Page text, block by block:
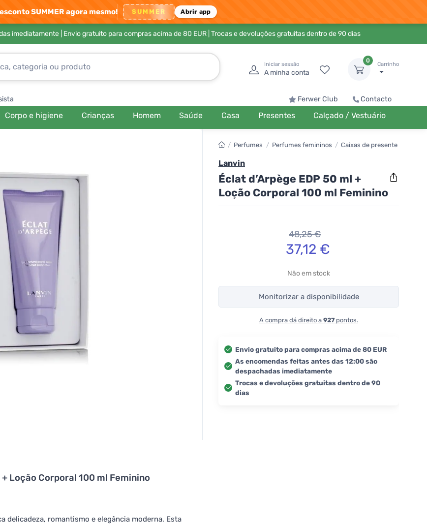
SUMMER agora mesmo! SUMMER Abrir app
imediatamente | Envio gratuito para compras acima de 80 EUR| Trocas e devoluções gratuitas dentro de 90 dias
Iniciar sessão
A minha conta
0
Carrinho
Ferwer Club Contacto
Corpo e higiene Crianças Homem Saúde Casa Presentes Calçado / Vestuário
+ Loção Corporal 100 ml Feminino
delicadeza, romantismo e elegância moderna. Esta
/ Perfumes / Perfumes femininos / Caixas de presente
Lanvin
Éclat d’Arpège EDP 50 ml +
Loção Corporal 100 ml Feminino
48,25€
37,12 €
Não em stock
Monitorizar a disponibilidade
A compra dá direito a 927 pontos.
Envio gratuito para compras acima de 80 EUR
As encomendas feitas antes das 12:00 são
despachadas imediatamente
Trocas e devoluções gratuitas dentro de 90
dias